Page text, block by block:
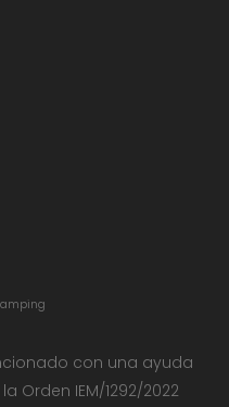
con una ayuda
Orden IEM/1292/2022